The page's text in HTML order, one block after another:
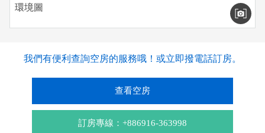
環境圖
我們有便利查詢空房的服務哦！或立即撥電話訂房。
查看空房
訂房專線：+886916-363998